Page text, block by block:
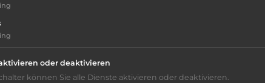
oder deaktivieren
können Sie alle Dienste aktivieren oder deaktivieren.